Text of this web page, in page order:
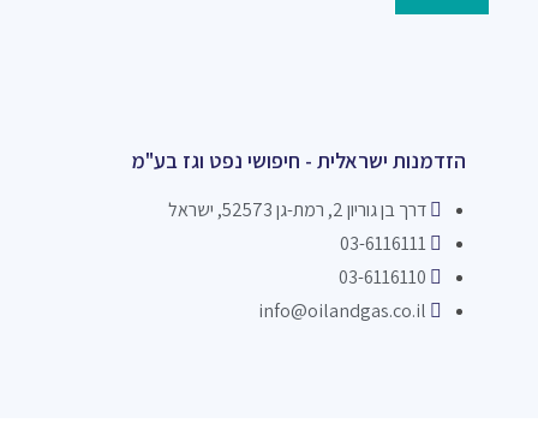
הזדמנות ישראלית - חיפושי נפט וגז בע"מ
דרך בן גוריון 2, רמת-גן 52573, ישראל
03-6116111
03-6116110
info@oilandgas.co.il